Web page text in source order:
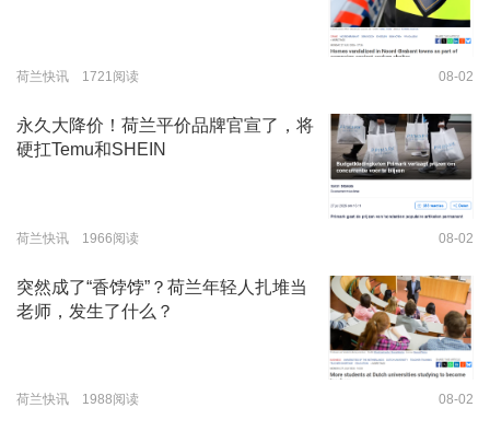
荷兰快讯 1721阅读 08-02
永久大降价！荷兰平价品牌官宣了，将
硬扛Temu和SHEIN
荷兰快讯 1966阅读 08-02
突然成了“香饽饽”？荷兰年轻人扎堆当
老师，发生了什么？
荷兰快讯 1988阅读 08-02